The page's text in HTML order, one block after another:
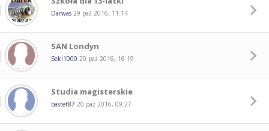
Darwas 29 paź 2016, 11:14
SAN Londyn
Seki1000 20 paź 2016, 16:19
Studia magisterskie
bastet87 20 paź 2016, 09:27